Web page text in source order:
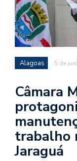
Alagoas 5 de
Câmara
trabalho
Jaraguá